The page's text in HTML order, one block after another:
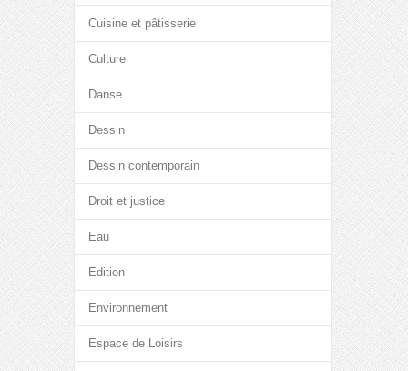
Cuisine et pâtisserie
Culture
Danse
Dessin
Dessin contemporain
Droit et justice
Eau
Edition
Environnement
Espace de Loisirs